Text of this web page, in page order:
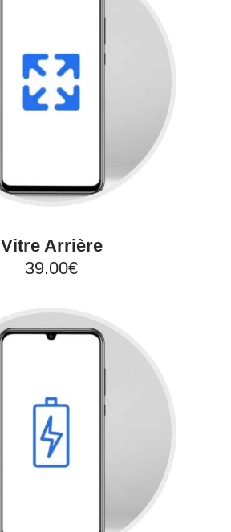
Vitre Arrière
39.00€